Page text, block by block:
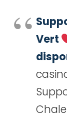
Vert